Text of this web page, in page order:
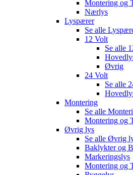
Montering og
Nærlys
Lyspærer
Se alle
12 Volt
Se alle
Øvrig
24 Volt
Se alle
Montering
Se alle
Montering og
Øvrig lys
Se alle Øvrig
Baklykter og
Markeringslys
Montering og